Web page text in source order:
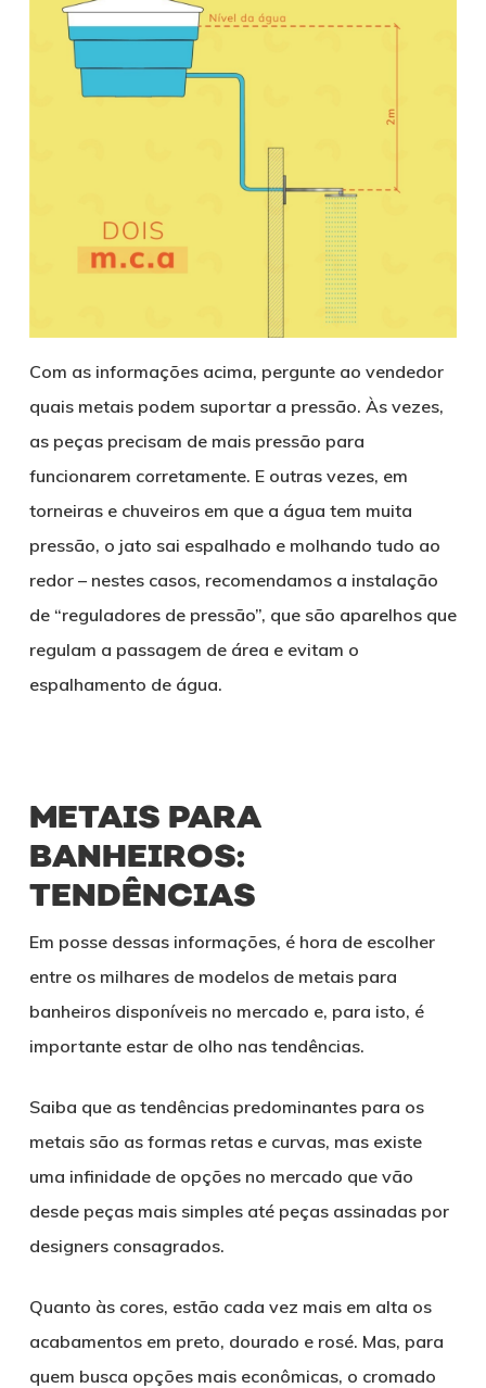
Com as informações acima, pergunte ao vendedor
quais metais podem suportar a pressão. Às vezes,
as peças precisam de mais pressão para
funcionarem corretamente. E outras vezes, em
torneiras e chuveiros em que a água tem muita
pressão, o jato sai espalhado e molhando tudo ao
redor – nestes casos, recomendamos a instalação
de “reguladores de pressão”, que são aparelhos que
regulam a passagem de área e evitam o
espalhamento de água.
METAIS PARA
BANHEIROS:
TENDÊNCIAS
Em posse dessas informações, é hora de escolher
entre os milhares de modelos de metais para
banheiros disponíveis no mercado e, para isto, é
importante estar de olho nas tendências.
Saiba que as tendências predominantes para os
metais são as formas retas e curvas, mas existe
uma infinidade de opções no mercado que vão
desde peças mais simples até peças assinadas por
designers consagrados.
Quanto às cores, estão cada vez mais em alta os
acabamentos em preto, dourado e rosé. Mas, para
quem busca opções mais econômicas, o cromado